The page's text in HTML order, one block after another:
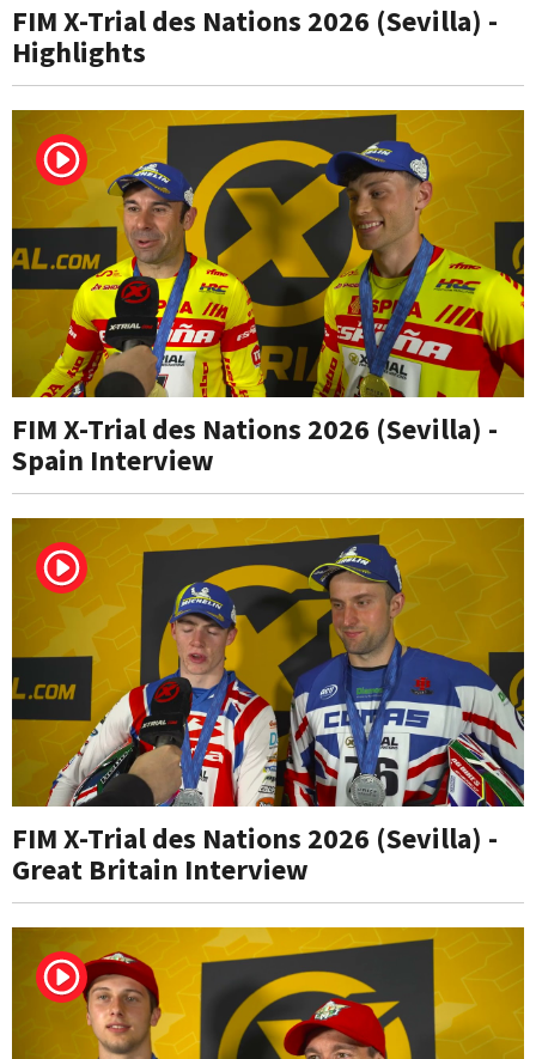
FIM X-Trial des Nations 2026 (Sevilla) -
Highlights
FIM X-Trial des Nations 2026 (Sevilla) -
Spain Interview
FIM X-Trial des Nations 2026 (Sevilla) -
Great Britain Interview